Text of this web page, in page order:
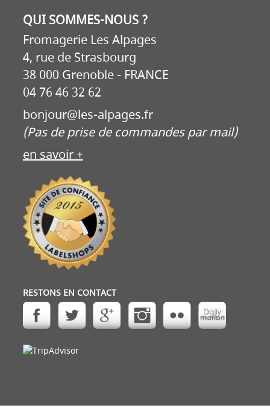
QUI SOMMES-NOUS ?
Fromagerie Les Alpages
4, rue de Strasbourg
38 000 Grenoble - FRANCE
04 76 46 32 62
bonjour@les-alpages.fr
(Pas de prise de commandes par mail)
en savoir +
RESTONS EN CONTACT